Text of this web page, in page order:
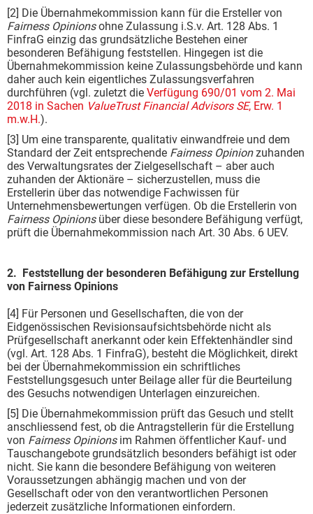
[2] Die Übernahmekommission kann für die Ersteller von
Fairness Opinionsohne Zulassung i.S.v. Art. 128 Abs. 1
FinfraG einzig das grundsätzliche Bestehen einer
besonderen Befähigung feststellen. Hingegen ist die
Übernahmekommission keine Zulassungsbehörde und kann
daher auch kein eigentliches Zulassungsverfahren
durchführen (vgl. zuletzt die Verfügung 690/01 vom 2. Mai
2018 in Sachen ValueTrust Financial Advisors SE, Erw. 1
m.w.H.).
[3] Um eine transparente, qualitativ einwandfreie und dem
Standard der Zeit entsprechende Fairness Opinionzuhanden
des Verwaltungsrates der Zielgesellschaft – aber auch
zuhanden der Aktionäre – sicherzustellen, muss die
Erstellerin über das notwendige Fachwissen für
Unternehmensbewertungen verfügen. Ob die Erstellerin von
Fairness Opinionsüber diese besondere Befähigung verfügt,
prüft die Übernahmekommission nach Art. 30 Abs. 6 UEV.
2. Feststellung der besonderen Befähigung zur Erstellung
von Fairness Opinions
[4] Für Personen und Gesellschaften, die von der
Eidgenössischen Revisionsaufsichtsbehörde nicht als
Prüfgesellschaft anerkannt oder kein Effektenhändler sind
(vgl. Art. 128 Abs. 1 FinfraG), besteht die Möglichkeit, direkt
bei der Übernahmekommission ein schriftliches
Feststellungsgesuch unter Beilage aller für die Beurteilung
des Gesuchs notwendigen Unterlagen einzureichen.
[5] Die Übernahmekommission prüft das Gesuch und stellt
anschliessend fest, ob die Antragstellerin für die Erstellung
von Fairness Opinionsim Rahmen öffentlicher Kauf- und
Tauschangebote grundsätzlich besonders befähigt ist oder
nicht. Sie kann die besondere Befähigung von weiteren
Voraussetzungen abhängig machen und von der
Gesellschaft oder von den verantwortlichen Personen
jederzeit zusätzliche Informationen einfordern.